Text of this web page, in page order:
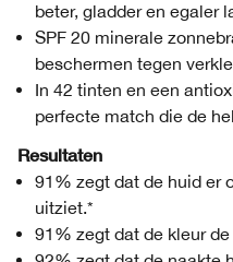
beter, gladder en egaler
SPF 20 minerale
beschermen tegen
In 42 tinten en een
perfecte match die de
Resultaten
91% zegt dat de huid er
uitziet.*
91% zegt dat de kleur